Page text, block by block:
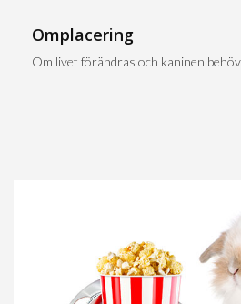
Omplacering
Om livet förändras och kaninen